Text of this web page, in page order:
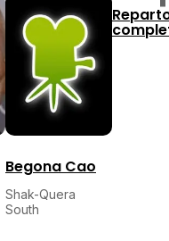
Begona Cao
Shak-Quera
South